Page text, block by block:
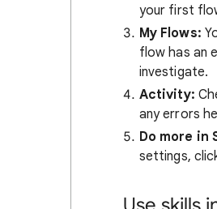
your first
My Flows:
flow has an
investigate.
Activity:
any errors
Do more in
settings,